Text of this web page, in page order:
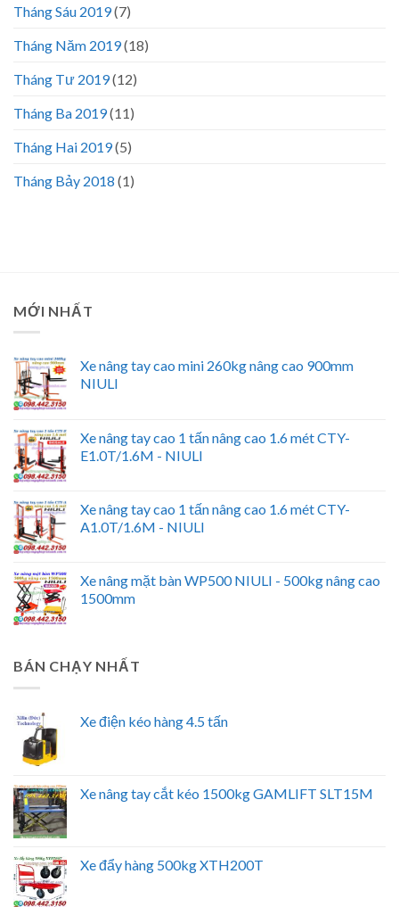
Tháng Sáu 2019(7)
Tháng Năm 2019(18)
Tháng Tư 2019(12)
Tháng Ba 2019(11)
Tháng Hai 2019(5)
Tháng Bảy 2018 (1)
MỚI NHẤT
Xe nâng tay cao mini 260kg nâng cao 900mm
NIULI
Xe nâng tay cao 1 tấn nâng cao 1.6 mét CTY-
E1.0T/1.6M - NIULI
Xe nâng tay cao 1 tấn nâng cao 1.6 mét CTY-
A1.0T/1.6M - NIULI
Xe nâng mặt bàn WP500 NIULI - 500kg nâng cao
1500mm
BÁN CHẠY NHẤT
Xe điện kéo hàng 4.5 tấn
Xe nâng tay cắt kéo 1500kg GAMLIFT SLT15M
Xe đẩy hàng 500kg XTH200T